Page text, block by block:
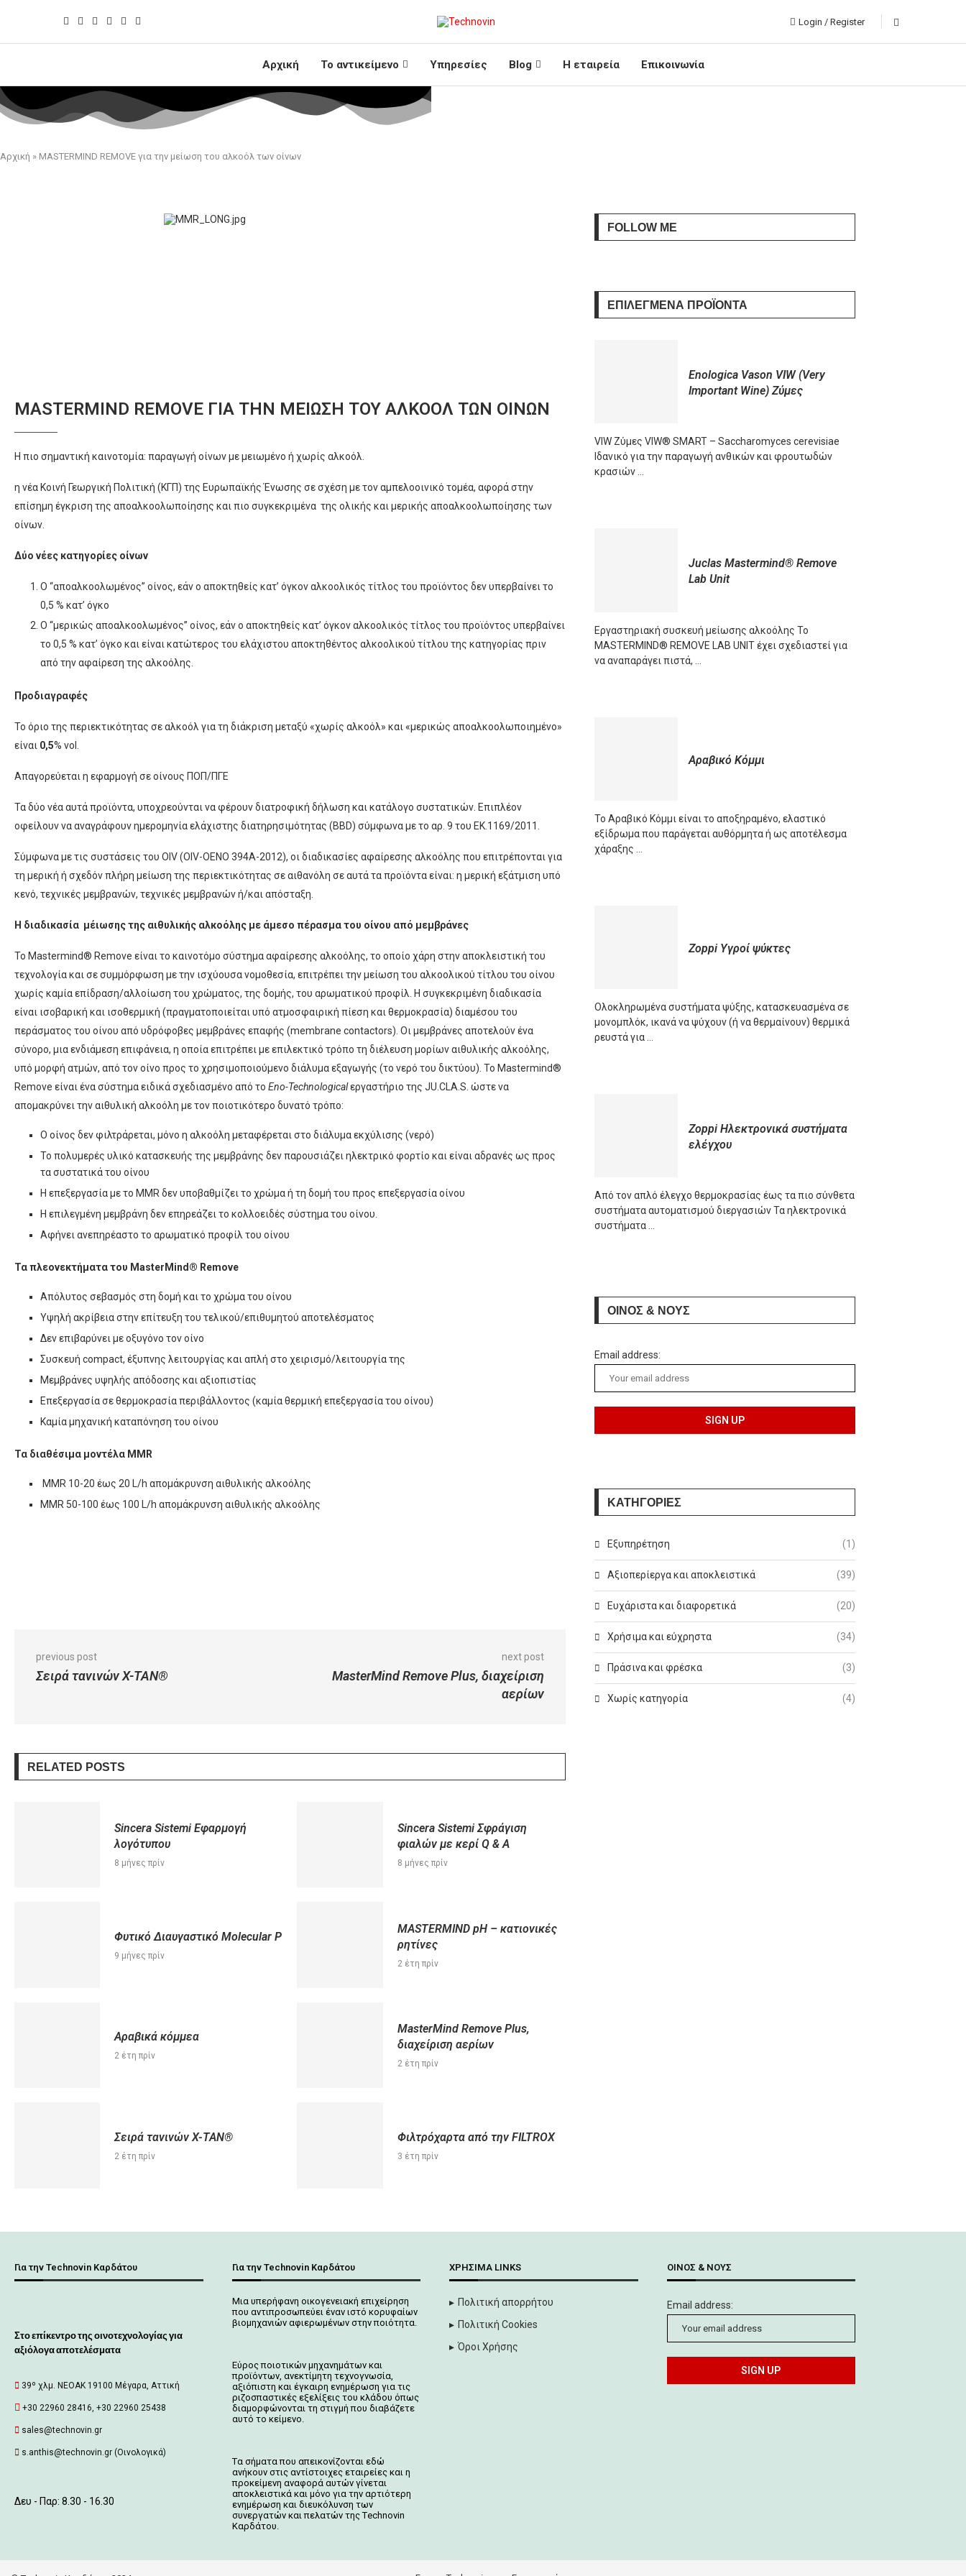
Login / Register
Αρχική Το αντικείμενο Υπηρεσίες Blog Η εταιρεία Επικοινωνία
Αρχική » MASTERMIND REMOVE για την μείωση του αλκοόλ των οίνων
MASTERMIND REMOVE ΓΙΑ ΤΗΝ ΜΕΊΩΣΗ ΤΟΥ ΑΛΚΟΌΛ ΤΩΝ ΟΊΝΩΝ
Η πιο σημαντική καινοτομία: παραγωγή οίνων με μειωμένο ή χωρίς αλκοόλ.
η νέα Κοινή Γεωργική Πολιτική (ΚΓΠ) της Ευρωπαϊκής Ένωσης σε σχέση με τον αμπελοοινικό τομέα, αφορά στην
επίσημη έγκριση της αποαλκοολωποίησης και πιο συγκεκριμένα της ολικής και μερικής αποαλκοολωποίησης των
οίνων.
Δύο νέες κατηγορίες οίνων
Ο “αποαλκοολωμένος” οίνος, εάν ο αποκτηθείς κατ’ όγκον αλκοολικός τίτλος του προϊόντος δεν υπερβαίνει το
0,5 % κατ’ όγκο
Ο “μερικώς αποαλκοολωμένος” οίνος, εάν ο αποκτηθείς κατ’ όγκον αλκοολικός τίτλος του προϊόντος υπερβαίνει
το 0,5 % κατ’ όγκο και είναι κατώτερος του ελάχιστου αποκτηθέντος αλκοολικού τίτλου της κατηγορίας πριν
από την αφαίρεση της αλκοόλης.
Προδιαγραφές
Το όριο της περιεκτικότητας σε αλκοόλ για τη διάκριση μεταξύ «χωρίς αλκοόλ» και «μερικώς αποαλκοολωποιημένο»
είναι 0,5% vol.
Απαγορεύεται η εφαρμογή σε οίνους ΠΟΠ/ΠΓΕ
Τα δύο νέα αυτά προϊόντα, υποχρεούνται να φέρουν διατροφική δήλωση και κατάλογο συστατικών. Επιπλέον
οφείλουν να αναγράφουν ημερομηνία ελάχιστης διατηρησιμότητας (BBD) σύμφωνα με το αρ. 9 του ΕΚ.1169/2011.
Σύμφωνα με τις συστάσεις του OIV (OIV-OENO 394A-2012), οι διαδικασίες αφαίρεσης αλκοόλης που επιτρέπονται για
τη μερική ή σχεδόν πλήρη μείωση της περιεκτικότητας σε αιθανόλη σε αυτά τα προϊόντα είναι: η μερική εξάτμιση υπό
κενό, τεχνικές μεμβρανών, τεχνικές μεμβρανών ή/και απόσταξη.
Η διαδικασία μέιωσης της αιθυλικής αλκοόλης με άμεσο πέρασμα του οίνου από μεμβράνες
Το Mastermind® Remove είναι το καινοτόμο σύστημα αφαίρεσης αλκοόλης, το οποίο χάρη στην αποκλειστική του
τεχνολογία και σε συμμόρφωση με την ισχύουσα νομοθεσία, επιτρέπει την μείωση του αλκοολικού τίτλου του οίνου
χωρίς καμία επίδραση/αλλοίωση του χρώματος, της δομής, του αρωματικού προφίλ. Η συγκεκριμένη διαδικασία
είναι ισοβαρική και ισοθερμική (πραγματοποιείται υπό ατμοσφαιρική πίεση και θερμοκρασία) διαμέσου του
περάσματος του οίνου από υδρόφοβες μεμβράνες επαφής (membrane contactors). Οι μεμβράνες αποτελούν ένα
σύνορο, μια ενδιάμεση επιφάνεια, η οποία επιτρέπει με επιλεκτικό τρόπο τη διέλευση μορίων αιθυλικής αλκοόλης,
υπό μορφή ατμών, από τον οίνο προς το χρησιμοποιούμενο διάλυμα εξαγωγής (το νερό του δικτύου). Το Mastermind®
Remove είναι ένα σύστημα ειδικά σχεδιασμένο από το Eno-Technologicalεργαστήριο της JU.CLA.S. ώστε να
απομακρύνει την αιθυλική αλκοόλη με τον ποιοτικότερο δυνατό τρόπο:
Ο οίνος δεν φιλτράρεται, μόνο η αλκοόλη μεταφέρεται στο διάλυμα εκχύλισης (νερό)
Το πολυμερές υλικό κατασκευής της μεμβράνης δεν παρουσιάζει ηλεκτρικό φορτίο και είναι αδρανές ως προς
τα συστατικά του οίνου
Η επεξεργασία με το MMR δεν υποβαθμίζει το χρώμα ή τη δομή του προς επεξεργασία οίνου
Η επιλεγμένη μεμβράνη δεν επηρεάζει το κολλοειδές σύστημα του οίνου.
Αφήνει ανεπηρέαστο το αρωματικό προφίλ του οίνου
Τα πλεονεκτήματα του MasterMind® Remove
Απόλυτος σεβασμός στη δομή και το χρώμα του οίνου
Υψηλή ακρίβεια στην επίτευξη του τελικού/επιθυμητού αποτελέσματος
Δεν επιβαρύνει με οξυγόνο τον οίνο
Συσκευή compact, έξυπνης λειτουργίας και απλή στο χειρισμό/λειτουργία της
Μεμβράνες υψηλής απόδοσης και αξιοπιστίας
Επεξεργασία σε θερμοκρασία περιβάλλοντος (καμία θερμική επεξεργασία του οίνου)
Καμία μηχανική καταπόνηση του οίνου
Τα διαθέσιμα μοντέλα MMR
MMR 10-20 έως 20 L/h απομάκρυνση αιθυλικής αλκοόλης
MMR 50-100 έως 100 L/h απομάκρυνση αιθυλικής αλκοόλης
previous post
Σειρά τανινών X-TAN®
next post
MasterMind Remove Plus, διαχείριση
αερίων
RELATED POSTS
Sincera Sistemi Eφαρμογή
λογότυπου
8 μήνες πρίν
Sincera Sistemi Σφράγιση
φιαλών με κερί Q & A
8 μήνες πρίν
Φυτικό Διαυγαστικό Μοlecular P
9 μήνες πρίν
MASTERMIND pH – κατιονικές
ρητίνες
2 έτη πρίν
Αραβικά κόμμεα
2 έτη πρίν
MasterMind Remove Plus,
διαχείριση αερίων
2 έτη πρίν
Σειρά τανινών X-TAN®
2 έτη πρίν
Φιλτρόχαρτα από την FILTROX
3 έτη πρίν
FOLLOW ME
ΕΠΙΛΕΓΜΈΝΑ ΠΡΟΪΌΝΤΑ
Enologica Vason VIW (Very
Important Wine) Ζύμες
VIW Ζύμες VIW® SMART – Saccharomyces cerevisiae
Ιδανικό για την παραγωγή ανθικών και φρουτωδών
κρασιών …
Juclas Mastermind® Remove
Lab Unit
Εργαστηριακή συσκευή μείωσης αλκοόλης Το
MASTERMIND® REMOVE LAB UNIT έχει σχεδιαστεί για
να αναπαράγει πιστά, …
Αραβικό Κόμμι
Το Αραβικό Κόμμι είναι το αποξηραμένο, ελαστικό
εξίδρωμα που παράγεται αυθόρμητα ή ως αποτέλεσμα
χάραξης …
Zoppi Υγροί ψύκτες
Oλοκληρωμένα συστήματα ψύξης, κατασκευασμένα σε
μονομπλόκ, ικανά να ψύχουν (ή να θερμαίνουν) θερμικά
ρευστά για …
Zoppi Ηλεκτρονικά συστήματα
ελέγχου
Από τον απλό έλεγχο θερμοκρασίας έως τα πιο σύνθετα
συστήματα αυτοματισμού διεργασιών Τα ηλεκτρονικά
συστήματα …
ΟΙΝΟΣ & ΝΟΥΣ
Email address:
ΚΑΤΗΓΟΡΙΕΣ
Εξυπηρέτηση (1)
Αξιοπερίεργα και αποκλειστικά (39)
Ευχάριστα και διαφορετικά (20)
Χρήσιμα και εύχρηστα (34)
Πράσινα και φρέσκα (3)
Χωρίς κατηγορία (4)
Για την Technovin Καρδάτου
Στο επίκεντρο της οινοτεχνολογίας για
αξιόλογα αποτελέσματα
39º χλμ. ΝΕΟΑΚ 19100 Mέγαρα, Αττική
+30 22960 28416, +30 22960 25438
sales@technovin.gr
s.anthis@technovin.gr (Οινολογικά)
Δευ - Παρ: 8.30 - 16.30
Για την Technovin Καρδάτου
Μια υπερήφανη οικογενειακή επιχείρηση
που αντιπροσωπεύει έναν ιστό κορυφαίων
βιομηχανιών αφιερωμένων στην ποιότητα.
Εύρος ποιοτικών μηχανημάτων και
προϊόντων, ανεκτίμητη τεχνογνωσία,
αξιόπιστη και έγκαιρη ενημέρωση για τις
ριζοσπαστικές εξελίξεις του κλάδου όπως
διαμορφώνονται τη στιγμή που διαβάζετε
αυτό το κείμενο.
Tα σήματα που απεικονίζονται εδώ
ανήκουν στις αντίστοιχες εταιρείες και η
προκείμενη αναφορά αυτών γίνεται
αποκλειστικά και μόνο για την αρτιότερη
ενημέρωση και διευκόλυνση των
συνεργατών και πελατών της Τechnovin
Kαρδάτου.
ΧΡΉΣΙΜΑ LINKS
Πολιτική απορρήτου
Πολιτική Cookies
Όροι Χρήσης
ΟΊΝΟΣ & ΝΟΥΣ
Email address: